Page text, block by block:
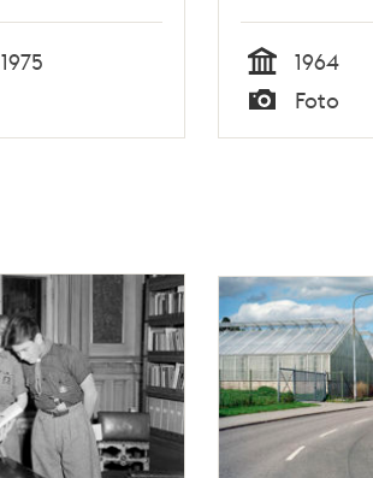
Tid
1964
Typ
Foto